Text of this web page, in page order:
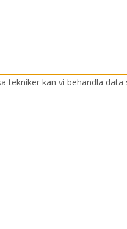
kan vi behandla